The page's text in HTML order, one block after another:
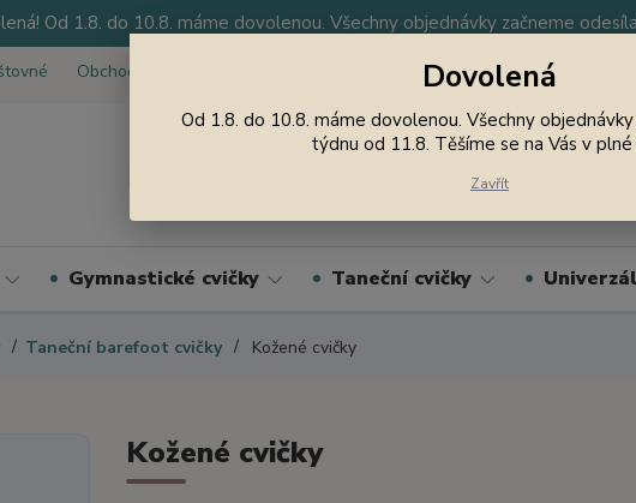
Od 1.8. do 10.8. máme dovolenou. Všechny objednávky začneme
Obchodní podmínky Nevíte si rady? Zavolejte.
Gymnastické cvičky Taneční cvičky
Taneční barefoot cvičky Kožené cvičky
Kožené cvičky
Dovolená
Od 1.8. do 10.8. máme dovolenou. Všechny
týdnu od 11.8. Těšíme se na Vás v plné
Zavřít